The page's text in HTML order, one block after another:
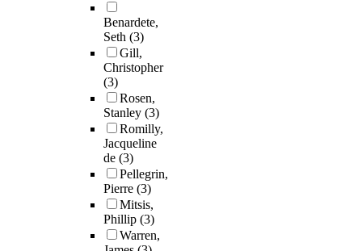
Benardete,
Seth (3)
Gill,
Christopher
(3)
Rosen,
Stanley (3)
Romilly,
Jacqueline
de (3)
Pellegrin,
Pierre (3)
Mitsis,
Phillip (3)
Warren,